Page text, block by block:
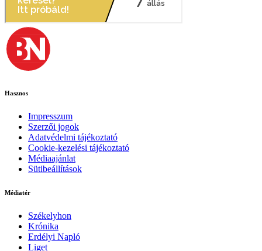
Hasznos
Impresszum
Szerzői jogok
Adatvédelmi tájékoztató
Cookie-kezelési tájékoztató
Médiaajánlat
Sütibeállítások
Médiatér
Székelyhon
Krónika
Erdélyi Napló
Liget